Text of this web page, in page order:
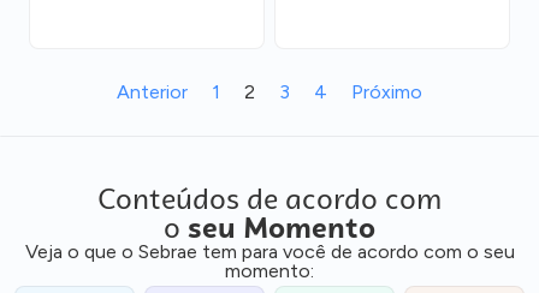
Anterior 1 2 3 4 Próximo
Conteúdos de acordo com
o seu Momento
Veja o que o Sebrae tem para você de acordo com o seu
momento: